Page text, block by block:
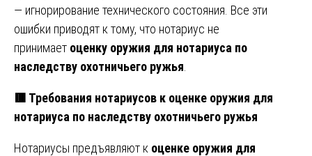
— игнорирование технического состояния. Все эти
ошибки приводят к тому, что нотариус не
принимает оценку оружия для нотариуса по
наследству охотничьего ружья
🟥 Требования нотариусов к оценке оружия для
нотариуса по наследству охотничьего ружья
Нотариусы предъявляют к оценке оружия для